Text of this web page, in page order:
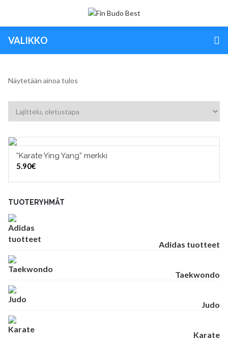
VALIKKO
Näytetään ainoa tulos
LISÄÄ OSTOSKORIIN
”Karate Ying Yang” merkki
5.90€
TUOTERYHMÄT
Adidas tuotteet
Taekwondo
Judo
Karate